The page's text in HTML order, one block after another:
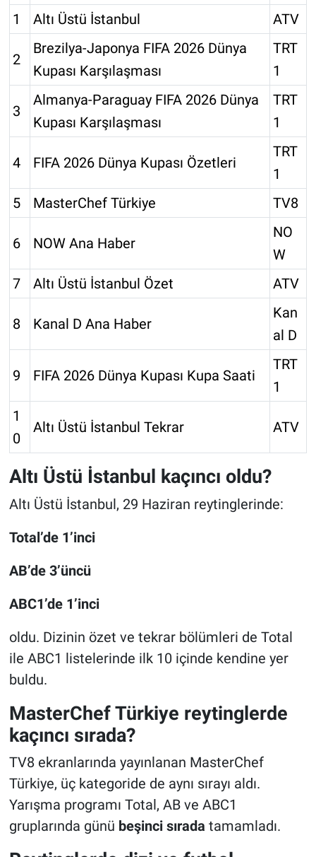
1
Altı Üstü İstanbul ATV
2
Brezilya-Japonya FIFA 2026 Dünya
Kupası Karşılaşması
TRT
1
3
Almanya-Paraguay FIFA 2026 Dünya
Kupası Karşılaşması
TRT
1
4 FIFA 2026 Dünya Kupası Özetleri
TRT
1
5
MasterChef Türkiye TV8
6 NOW Ana Haber
NO
W
7
Altı Üstü İstanbul Özet ATV
8 Kanal D Ana Haber
Kan
al D
9 FIFA 2026 Dünya Kupası Kupa Saati
TRT
1
1
0
Altı Üstü İstanbul Tekrar ATV
Altı Üstü İstanbul kaçıncı oldu?
Altı Üstü İstanbul, 29 Haziran reytinglerinde:
Total’de 1’inci
AB’de 3’üncü
ABC1’de 1’inci
oldu. Dizinin özet ve tekrar bölümleri de Total
ile ABC1 listelerinde ilk 10 içinde kendine yer
buldu.
MasterChef Türkiye reytinglerde
kaçıncı sırada?
TV8 ekranlarında yayınlanan MasterChef
Türkiye, üç kategoride de aynı sırayı aldı.
Yarışma programı Total, AB ve ABC1
gruplarında günü beşinci sırada tamamladı.